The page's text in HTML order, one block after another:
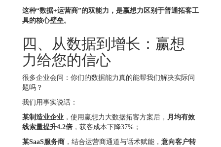
这种“数据+运营商”的双能力，是赢想力区别于普通拓客工
具的核心壁垒。
四、从数据到增长：赢想
力给您的信心
很多企业会问：你们的数据能力真的能帮我们解决实际问
题吗？
我们用事实说话：
某制造业企业，使用赢想力大数据拓客方案后， 月均有效
线索量提升4.2倍，获客成本下降37%；
某SaaS服务商，结合运营商通道与话术赋能， 意向客户转